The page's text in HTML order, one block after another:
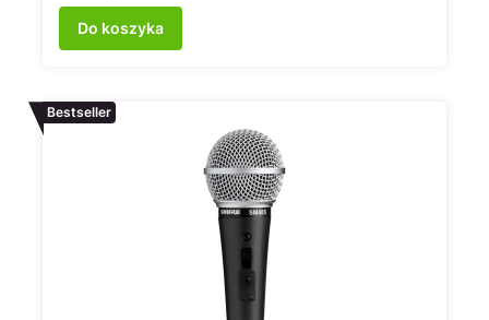
Do koszyka
Bestseller